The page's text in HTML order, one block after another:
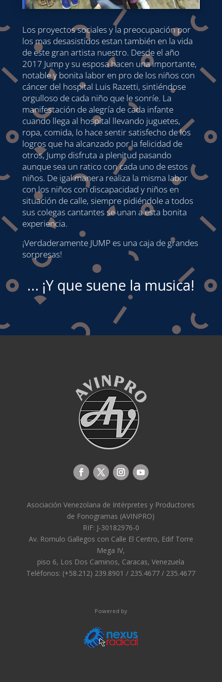
Los proyectos sociales y la preocupación por
los mas desasistidos estan también en la vida
de este gran artista nuestro. Desde el año
2017 Jump y su esposa hacen una importante,
notable y bonita labor en pro de los niños con
cáncer del hospital Luis Razetti, sintiéndose
orgulloso de cada niño que le sonríe. La
manifestación de alegría de cada infante
cuando llega al hospital llevando juguetes,
ropa, comida, lo hace sentir satisfecho de los
logros que ha alcanzado por la felicidad de
otros, Jump disfruta a plenitud pasando
aunque sea un ratico con cada uno de estos
niños. De igal manera realiza la misma labor
con los niños con discapacidad y niños en
situación de calle, siempre pidiéndole a todos
sus colegas cantantes se unan a esta bonita
experiencia.
¡Verdaderamente JUMP es una caja de grandes
sorpresas!
… ¡Y que suene la musica!
Asociación Venezolana de Intérpretes y Productores
de Fonogramas (AVINPRO)
RIF: J-30182976-0
Av. Romulo Gallegos con Calle El Centro, Edif Torre
Mega IV,
piso 6, Los Dos Caminos, Caracas, Venezuela
Teléfonos: (+58.212) 239.8901 / 235.4677 / 235.4677
Powered by